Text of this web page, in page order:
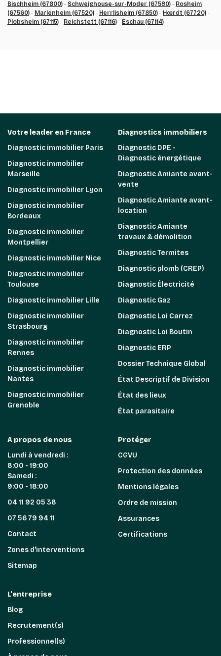
Bischheim (67800) - Schweighouse-sur-Moder (67590) - Rosheim
(67560) - Marlenheim (67520) - Herrlisheim (67850) - Hœrdt (67720) -
Plobsheim (67115) - Reichstett (67116) - Eschau (67114) -
Votre leader en France
Diagnostic immobilier Paris
Diagnostic immobilier
Marseille
Diagnostic immobilier Lyon
Diagnostic immobilier
Bordeaux
Diagnostic immobilier
Montpellier
Diagnostic immobilier Nice
Diagnostic immobilier
Toulouse
Diagnostic immobilier Lille
Diagnostic immobilier
Strasbourg
Diagnostic immobilier
Rennes
Diagnostic immobilier
Nantes
Diagnostic immobilier
Grenoble
Diagnostics immobiliers
Diagnostic DPE -
Diagnostic énergétique
Diagnostic Amiante avant-
vente
Diagnostic Amiante avant-
location
Diagnostic Amiante
travaux & démolition
Diagnostic Termites
Diagnostic plomb (CREP)
Diagnostic Électricité
Diagnostic Gaz
Diagnostic Loi Carrez
Diagnostic Loi Boutin
Diagnostic ERP
Dossier Technique Global
État Descriptif de Division
État des lieux
État parasitaire
A propos de nous
Lundi à vendredi :
8:00 - 19:00
Samedi :
9:00 - 18:00
04 11 92 05 38
07 56 79 94 11
Contact
Zones d'interventions
Sitemap
Protéger
CGVU
Protection des données
Mentions légales
Ordre de mission
Assurances
Certifications
L'entreprise
Blog
Recrutement(s)
Professionnel(s)